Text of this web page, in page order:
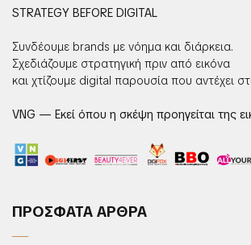
STRATEGY BEFORE DIGITAL
Συνδέουμε brands με νόημα και διάρκεια.
Σχεδιάζουμε στρατηγική πριν από εικόνα
και χτίζουμε digital παρουσία που αντέχει
VNG — Εκεί όπου η σκέψη προηγείται της
ΠΡΟΣΦΑΤΑ ΑΡΘΡΑ